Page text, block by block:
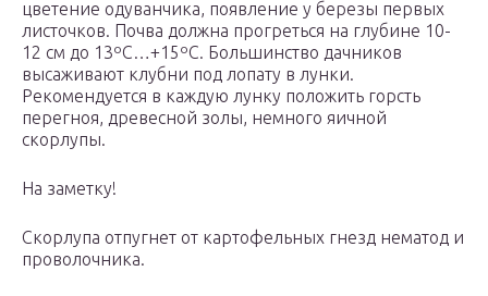
цветение одуванчика, появление у березы первых
листочков. Почва должна прогреться на глубине 10-
12 см до 13ºC…+15ºC. Большинство дачников
высаживают клубни под лопату в лунки.
Рекомендуется в каждую лунку положить горсть
перегноя, древесной золы, немного яичной
скорлупы.
На заметку!
Скорлупа отпугнет от картофельных гнезд нематод и
проволочника.